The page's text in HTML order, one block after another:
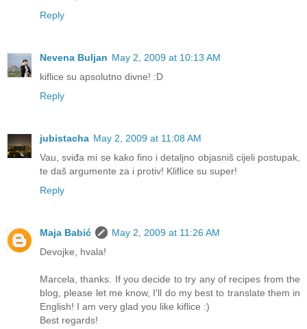
Reply
Nevena Buljan May 2, 2009 at 10:13 AM
kiflice su apsolutno divne! :D
Reply
jubistacha May 2, 2009 at 11:08 AM
Vau, sviđa mi se kako fino i detaljno objasniš cijeli postupak,
te daš argumente za i protiv! Kliflice su super!
Reply
Maja Babić
May 2, 2009 at 11:26 AM
Devojke, hvala!
Marcela, thanks. If you decide to try any of recipes from the
blog, please let me know, I'll do my best to translate them in
English! I am very glad you like kiflice :)
Best regards!